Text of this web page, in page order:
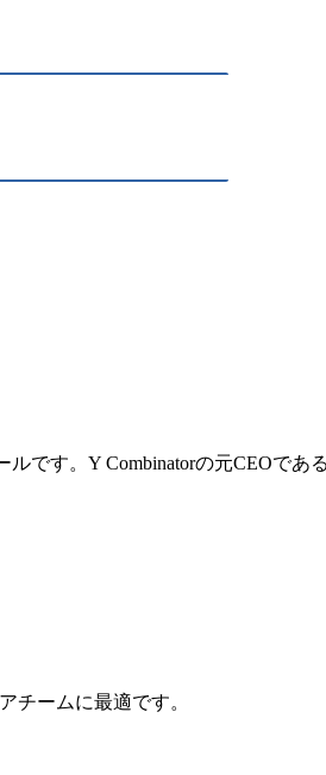
です。Y Combinatorの元CEOであ
チームに最適です。